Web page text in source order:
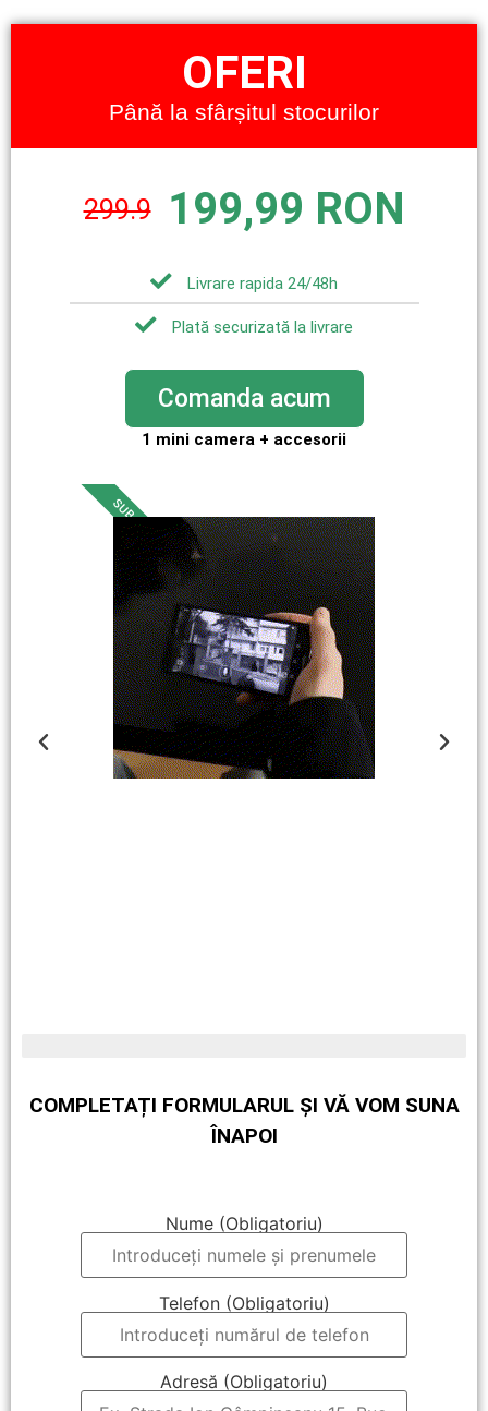
OFERI
Până la sfârșitul stocurilor
299.9 199,99 RON
Livrare rapida 24/48h
Plată securizată la livrare
Comanda acum
1 mini camera + accesorii
SUB COST
COMPLETAȚI FORMULARUL ȘI VĂ VOM SUNA
ÎNAPOI
Nume (Obligatoriu)
Telefon (Obligatoriu)
Adresă (Obligatoriu)